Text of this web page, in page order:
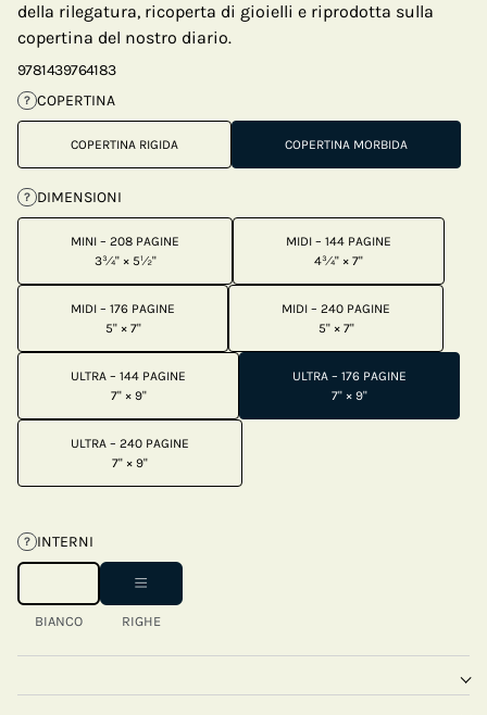
della rilegatura, ricoperta di gioielli e riprodotta sulla
copertina del nostro diario.
9781439764183
? COPERTINA
COPERTINA RIGIDA COPERTINA MORBIDA
? DIMENSIONI
MINI – 208 PAGINE
3¾" × 5½"
MIDI – 144 PAGINE
4¾" × 7"
MIDI – 176 PAGINE
5" × 7"
MIDI – 240 PAGINE
5" × 7"
ULTRA – 144 PAGINE
7" × 9"
ULTRA – 176 PAGINE
7" × 9"
ULTRA – 240 PAGINE
7" × 9"
? INTERNI
BIANCO RIGHE